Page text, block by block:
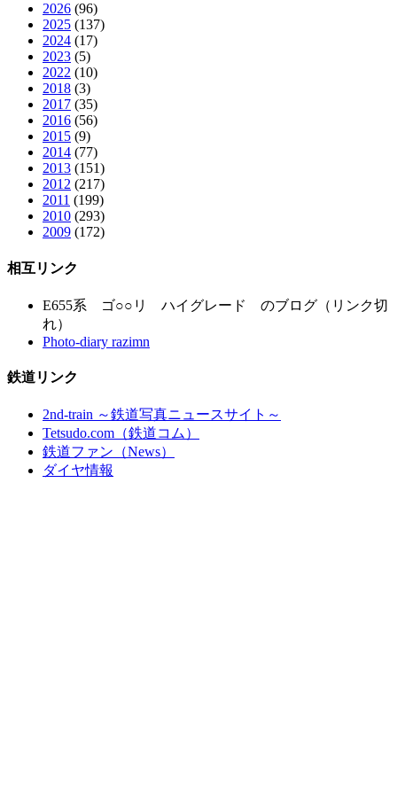
2026 (96)
2025 (137)
2024 (17)
2023 (5)
2022 (10)
2018 (3)
2017 (35)
2016 (56)
2015 (9)
2014 (77)
2013 (151)
2012 (217)
2011 (199)
2010 (293)
2009 (172)
相互リンク
E655系 ゴ○○リ ハイグレード のブログ（リンク切
れ）
Photo-diary razimn
鉄道リンク
2nd-train ～鉄道写真ニュースサイト～
Tetsudo.com（鉄道コム）
鉄道ファン（News）
ダイヤ情報